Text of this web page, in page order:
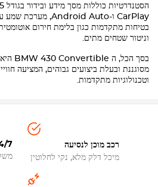
בטיחות מתקדמות כגון בלימת חירום
וניטור שטחים מתים.
בסך הכל, ה BMW 430 Convertible
מסוגננת ובעלת ביצועים גבוהים, המציעה
וטכנולוגיות מתקדמות.
7
רכב מוכן לנסיעה
מיכל דלק מלא, נקי לחלוטין